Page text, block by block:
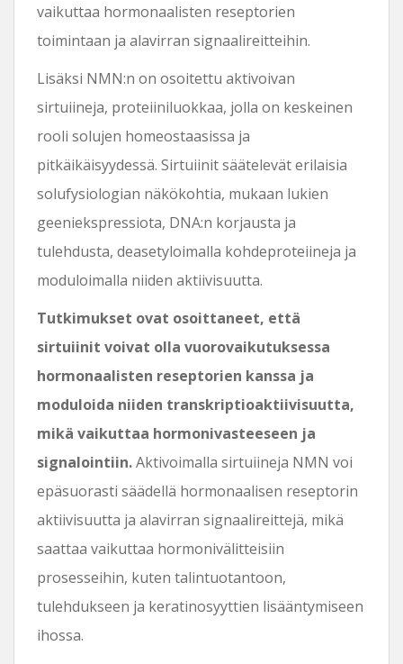
vaikuttaa hormonaalisten reseptorien
toimintaan ja alavirran signaalireitteihin.
Lisäksi NMN:n on osoitettu aktivoivan
sirtuiineja, proteiiniluokkaa, jolla on keskeinen
rooli solujen homeostaasissa ja
pitkäikäisyydessä. Sirtuiinit säätelevät erilaisia ​​
solufysiologian näkökohtia, mukaan lukien
geeniekspressiota, DNA:n korjausta ja
tulehdusta, deasetyloimalla kohdeproteiineja ja
moduloimalla niiden aktiivisuutta.
Tutkimukset ovat osoittaneet, että
sirtuiinit voivat olla vuorovaikutuksessa
hormonaalisten reseptorien kanssa ja
moduloida niiden transkriptioaktiivisuutta,
mikä vaikuttaa hormonivasteeseen ja
signalointiin.Aktivoimalla sirtuiineja NMN voi
epäsuorasti säädellä hormonaalisen reseptorin
aktiivisuutta ja alavirran signaalireittejä, mikä
saattaa vaikuttaa hormonivälitteisiin
prosesseihin, kuten talintuotantoon,
tulehdukseen ja keratinosyyttien lisääntymiseen
ihossa.